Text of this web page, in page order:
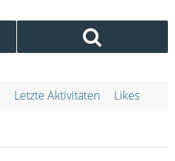
Letzte Aktivitäten Likes